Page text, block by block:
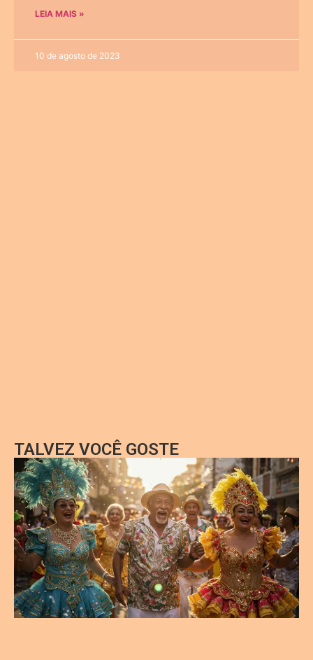
LEIA MAIS »
10 de agosto de 2023
TALVEZ VOCÊ GOSTE